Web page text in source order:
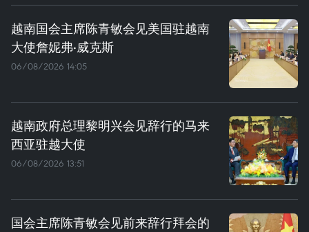
越南国会主席陈青敏会见美国驻越南
大使詹妮弗·威克斯
06/08/2026 14:05
越南政府总理黎明兴会见辞行的马来
西亚驻越大使
06/08/2026 13:51
国会主席陈青敏会见前来辞行拜会的